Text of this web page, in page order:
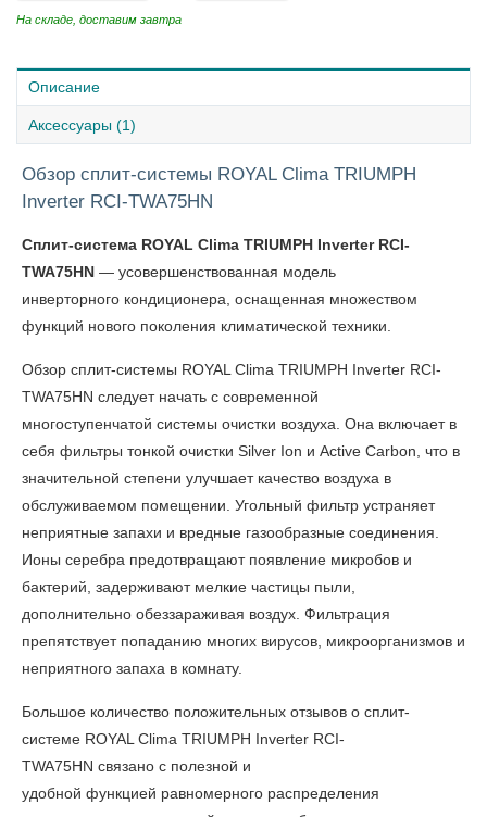
На складе, доставим завтра
Описание
Аксессуары (1)
Обзор сплит-системы ROYAL Clima TRIUMPH
Inverter RCI-TWA75HN
Сплит-система ROYAL Clima TRIUMPH Inverter RCI-
TWA75HN — усовершенствованная модель
инверторного кондиционера, оснащенная множеством
функций нового поколения климатической техники.
Обзор сплит-системы ROYAL Clima TRIUMPH Inverter RCI-
TWA75HN следует начать с современной
многоступенчатой системы очистки воздуха. Она включает в
себя фильтры тонкой очистки Silver Ion и Active Carbon, что в
значительной степени улучшает качество воздуха в
обслуживаемом помещении. Угольный фильтр устраняет
неприятные запахи и вредные газообразные соединения.
Ионы серебра предотвращают появление микробов и
бактерий, задерживают мелкие частицы пыли,
дополнительно обеззараживая воздух. Фильтрация
препятствует попаданию многих вирусов, микроорганизмов и
неприятного запаха в комнату.
Большое количество положительных отзывов о сплит-
системе ROYAL Clima TRIUMPH Inverter RCI-
TWA75HN связано с полезной и
удобной функцией равномерного распределения